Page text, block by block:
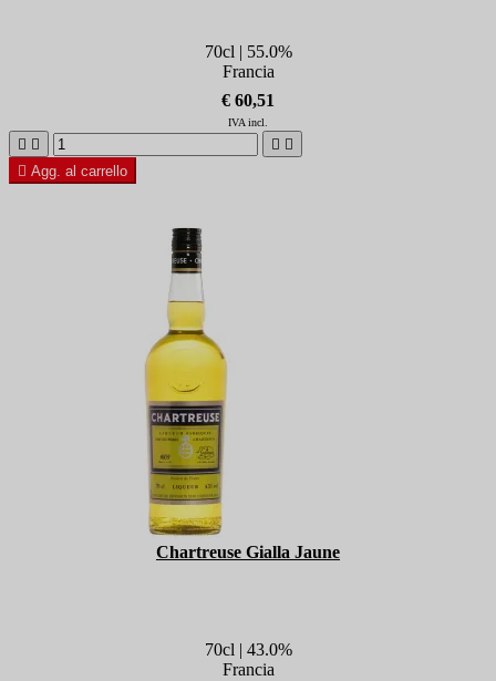
70cl | 55.0%
Francia
€ 60,51
IVA incl.
   
 Agg. al carrello
Chartreuse Gialla Jaune
70cl | 43.0%
Francia